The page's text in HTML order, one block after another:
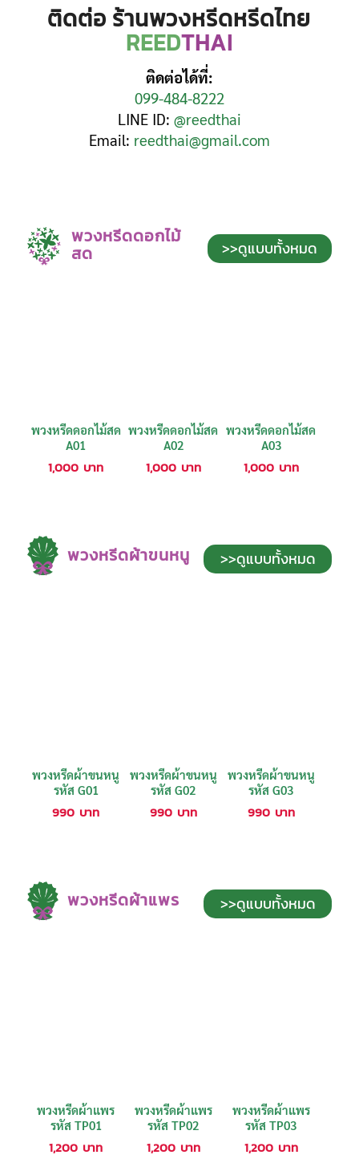
ติดต่อ ร้านพวงหรีดหรีดไทย
REEDTHAI
ติดต่อได้ที่:
099-484-8222
LINE ID: @reedthai
Email: reedthai@gmail.com
พวงหรีดดอกไม้
สด >>ดูแบบทั้งหมด
พวงหรีดดอกไม้สด
A01
1,000 บาท
พวงหรีดดอกไม้สด
A02
1,000 บาท
พวงหรีดดอกไม้สด
A03
1,000 บาท
พวงหรีดผ้าขนหนู >>ดูแบบทั้งหมด
พวงหรีดผ้าขนหนู
รหัส G01
990 บาท
พวงหรีดผ้าขนหนู
รหัส G02
990 บาท
พวงหรีดผ้าขนหนู
รหัส G03
990 บาท
พวงหรีดผ้าแพร >>ดูแบบทั้งหมด
พวงหรีดผ้าแพร
รหัส TP01
1,200 บาท
พวงหรีดผ้าแพร
รหัส TP02
1,200 บาท
พวงหรีดผ้าแพร
รหัส TP03
1,200 บาท